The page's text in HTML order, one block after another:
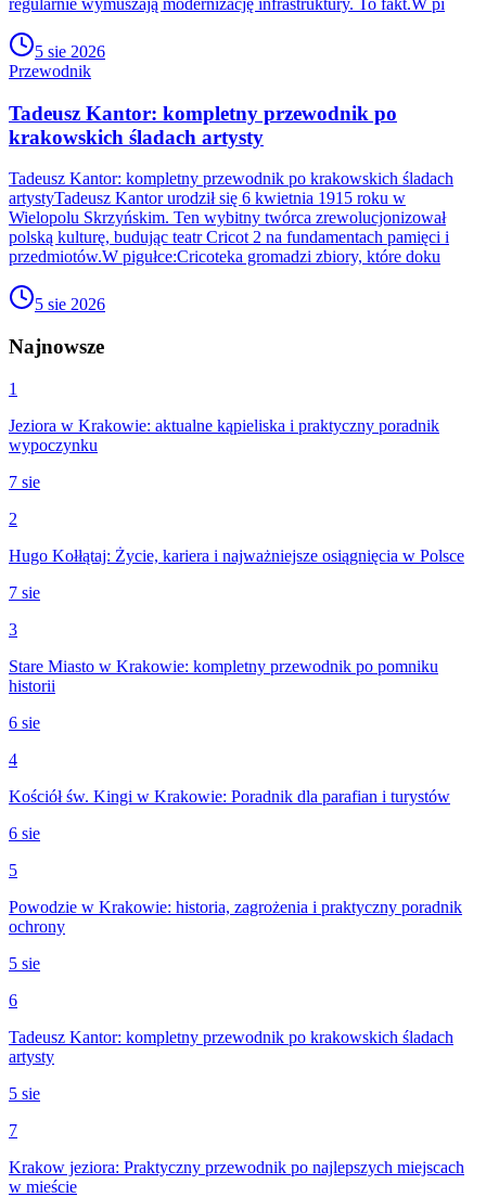
5 sie 2026
Przewodnik
Tadeusz Kantor: kompletny przewodnik po
krakowskich śladach artysty
Tadeusz Kantor: kompletny przewodnik po krakowskich śladach
artystyTadeusz Kantor urodził się 6 kwietnia 1915 roku w
Wielopolu Skrzyńskim. Ten wybitny twórca zrewolucjonizował
polską kulturę, budując teatr Cricot 2 na fundamentach pamięci i
przedmiotów.W pigułce:Cricoteka gromadzi zbiory, które doku
5 sie 2026
Najnowsze
1
Jeziora w Krakowie: aktualne kąpieliska i praktyczny poradnik
wypoczynku
7 sie
2
Hugo Kołłątaj: Życie, kariera i najważniejsze osiągnięcia w Polsce
7 sie
3
Stare Miasto w Krakowie: kompletny przewodnik po pomniku
historii
6 sie
4
Kościół św. Kingi w Krakowie: Poradnik dla parafian i turystów
6 sie
5
Powodzie w Krakowie: historia, zagrożenia i praktyczny poradnik
ochrony
5 sie
6
Tadeusz Kantor: kompletny przewodnik po krakowskich śladach
artysty
5 sie
7
Krakow jeziora: Praktyczny przewodnik po najlepszych miejscach
w mieście